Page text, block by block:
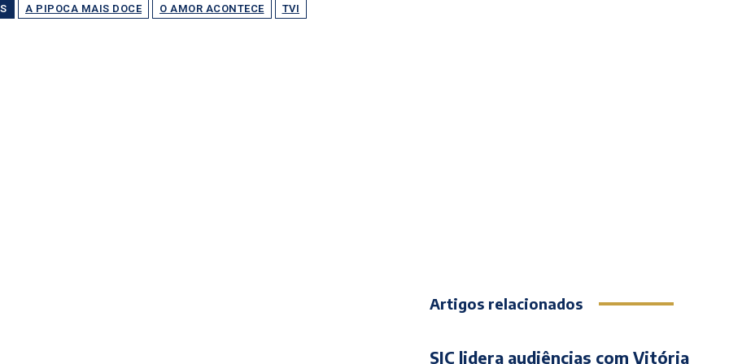
A PIPOCA MAIS DOCE O AMOR ACONTECE TVI
Artigos relacionados
SIC lidera audiências com Vitória